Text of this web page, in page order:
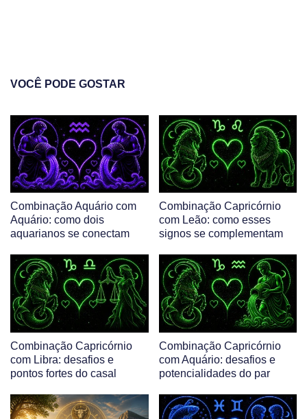
VOCÊ PODE GOSTAR
Combinação Aquário com
Aquário: como dois
aquarianos se conectam
Combinação Capricórnio
com Leão: como esses
signos se complementam
Combinação Capricórnio
com Libra: desafios e
pontos fortes do casal
Combinação Capricórnio
com Aquário: desafios e
potencialidades do par